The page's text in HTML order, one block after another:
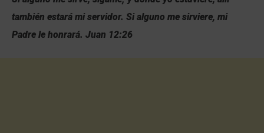
también estará mi servidor. Si alguno me sirviere, mi
Padre le honrará. Juan 12:26